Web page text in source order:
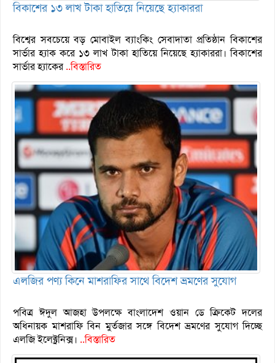
বিকাশের ১৩ লাখ টাকা হাতিয়ে নিয়েছে হ্যাকাররা
বিশ্বের সবচেয়ে বড় মোবাইল ব্যাংকিং সেবাদাতা প্রতিষ্ঠান বিকাশের
সার্ভার হ্যাক করে ১৩ লাখ টাকা হাতিয়ে নিয়েছে হ্যাকাররা। বিকাশের
সার্ভার হ্যাকের..বিস্তারিত
এলজির পণ্য কিনে মাশরাফির সাথে বিদেশ ভ্রমণের সুযোগ
পবিত্র ঈদুল আজহা উপলক্ষে বাংলাদেশ ওয়ান ডে ক্রিকেট দলের
অধিনায়ক মাশরাফি বিন মুর্তজার সঙ্গে বিদেশ ভ্রমণের সুযোগ দিচ্ছে
এলজি ইলেক্ট্রনিক্স। ..বিস্তারিত